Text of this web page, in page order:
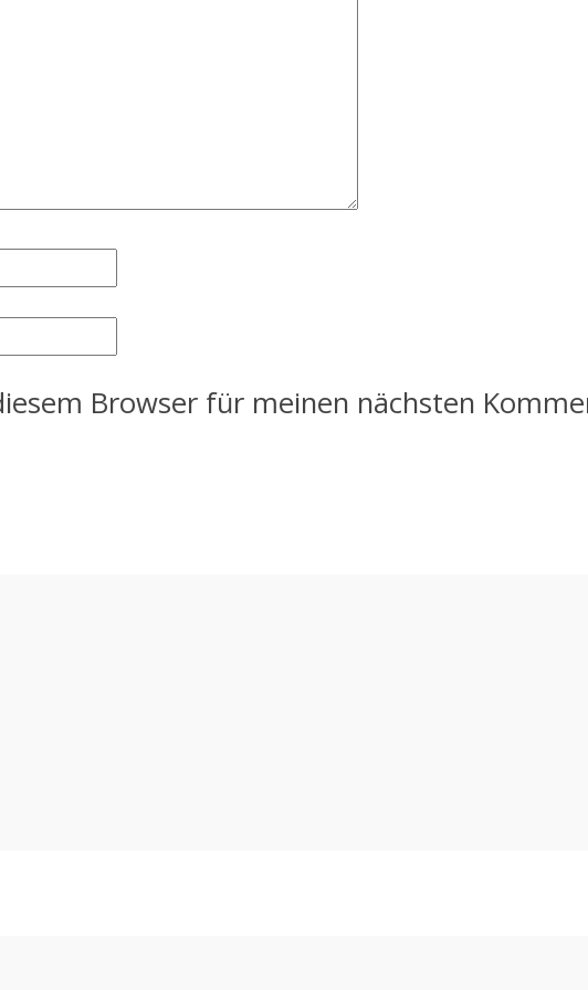
Browser für meinen nächsten